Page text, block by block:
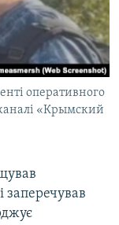
оперативного
«Крымский
заперечував